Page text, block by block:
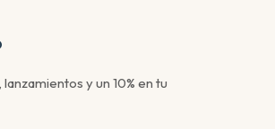
y un 10% en tu